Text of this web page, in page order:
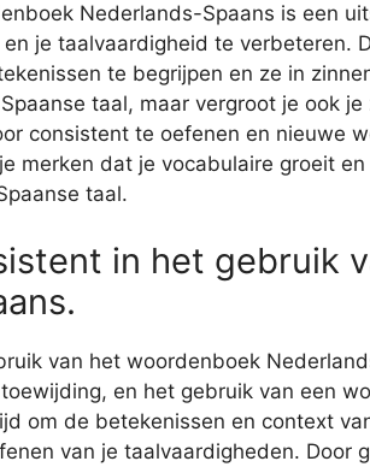
Nederlands-Spaans is een
je taalvaardigheid te verbeteren.
te begrijpen en ze in
taal, maar vergroot je ook
consistent te oefenen en nieuwe
merken dat je vocabulaire groeit
taal.
in het gebruik
van het woordenboek
en het gebruik van een
om de betekenissen en context
van je taalvaardigheden. Door